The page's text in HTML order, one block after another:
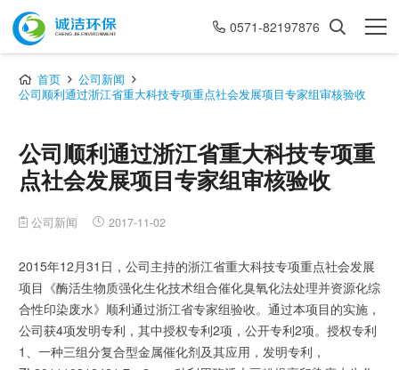
0571-82197876
首页
公司新闻
公司顺利通过浙江省重大科技专项重点社会发展项目专家组审核验收
公司顺利通过浙江省重大科技专项重
点社会发展项目专家组审核验收
公司新闻 2017-11-02
2015年12月31日，公司主持的浙江省重大科技专项重点社会发展
项目《酶活生物质强化生化技术组合催化臭氧化法处理并资源化综
合性印染废水》顺利通过浙江省专家组验收。通过本项目的实施，
公司获4项发明专利，其中授权专利2项，公开专利2项。授权专利
1、一种三组分复合型金属催化剂及其应用，发明专利，